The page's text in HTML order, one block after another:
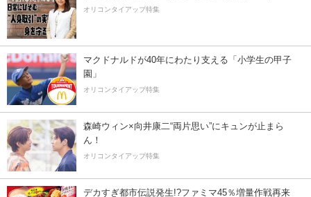
オリコンタイアップ特集
マクドナルドが40年にわたり支える「小学生の甲子
園」
オリコンタイアップ特集
森崎ウィン×向井康二“両片思い”にキュンが止まら
ん！
オリコンタイアップ特集
デカすぎ都市伝説発生!?ファミマ45％増量作戦再来